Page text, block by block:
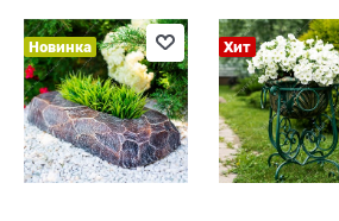
Новинка Хит